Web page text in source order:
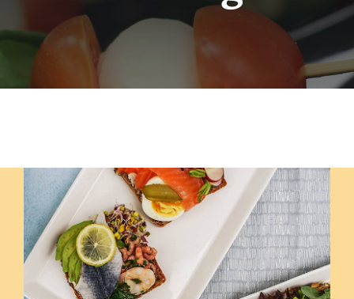
Szolgáltatások
Sportolási lehetőségek
Egyéb
Rólunk